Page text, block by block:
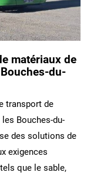
matériaux de
du-
transport de
Bouches-du-
des solutions de
exigences
que le sable,